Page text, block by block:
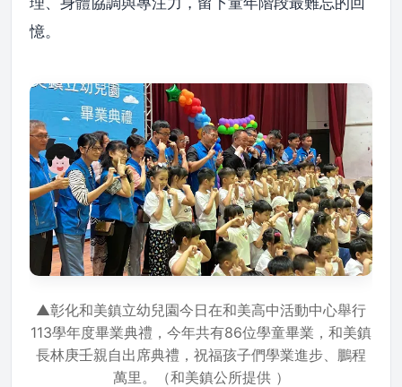
憶。
▲彰化和美鎮立幼兒園今日在和美高中活動中心舉行
113學年度畢業典禮，今年共有86位學童畢業，和美鎮
長林庚壬親自出席典禮，祝福孩子們學業進步
鵬程
萬里 。 （和美鎮公所提供 ）